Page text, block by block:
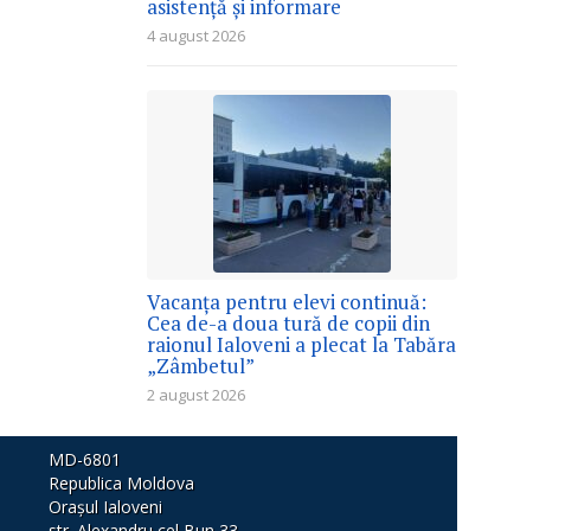
asistență și informare
4 august 2026
Vacanța pentru elevi continuă:
Cea de-a doua tură de copii din
raionul Ialoveni a plecat la Tabăra
„Zâmbetul”
2 august 2026
MD-6801
Republica Moldova
Orașul Ialoveni